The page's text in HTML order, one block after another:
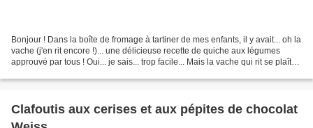
Bonjour ! Dans la boîte de fromage à tartiner de mes enfants, il y avait... oh la
vache (j'en rit encore !)... une délicieuse recette de quiche aux légumes
approuvé par tous ! Oui... je sais... trop facile... Mais la vache qui rit se plaît
Clafoutis aux cerises et aux pépites de chocolat